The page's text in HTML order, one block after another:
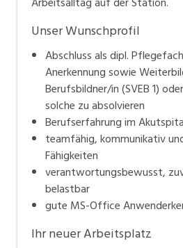
Unser Wunschprofil
Abschluss als dipl.
Anerkennung sowie
Berufsbildner/in (SVEB 1)
solche zu absolvieren
Berufserfahrung im
teamfähig, kommunikativ
Fähigkeiten
verantwortungsbewusst,
belastbar
gute MS-Office
Ihr neuer Arbeitsplatz